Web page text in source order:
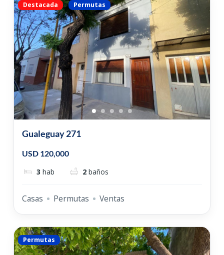
Destacada Permutas
Gualeguay 271
USD 120,000
3 hab 2 baños
Casas Permutas Ventas
Permutas